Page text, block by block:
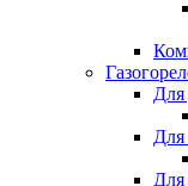
Для
Для
Для